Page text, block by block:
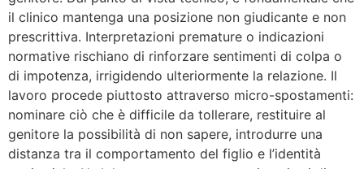
il clinico mantenga una posizione non giudicante e non
prescrittiva. Interpretazioni premature o indicazioni
normative rischiano di rinforzare sentimenti di colpa o
di impotenza, irrigidendo ulteriormente la relazione. Il
lavoro procede piuttosto attraverso micro-spostamenti:
nominare ciò che è difficile da tollerare, restituire al
genitore la possibilità di non sapere, introdurre una
distanza tra il comportamento del figlio e l’identità